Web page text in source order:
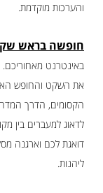
והערכות מוקדמת.
חופשה בראש
באינטרנט מאחוריכם.
את השקט והחופש
הקסומים, הדרך
לדאוג למעברים בין
דואגת לכם וארגנה
ליהנות.